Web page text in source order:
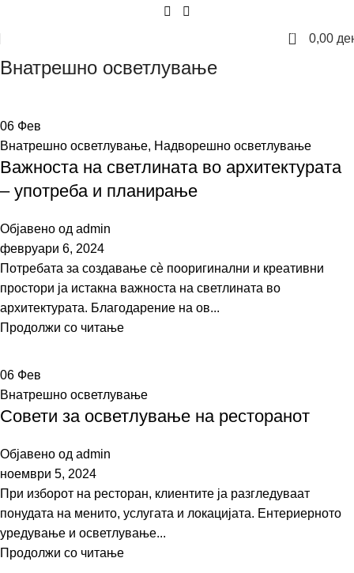
0 0,00
Внатрешно осветлување
06 Фев
Внатрешно осветлување, Надворешно осветлување
Важноста на светлината во архитектурата
– употреба и планирање
Објавено од admin
февруари 6, 2024
Потребата за создавање сè пооригинални и креативни
простори ја истакна важноста на светлината во
архитектурата. Благодарение на ов...
Продолжи со читање
06 Фев
Внатрешно осветлување
Совети за осветлување на ресторанот
Објавено од admin
ноември 5, 2024
При изборот на ресторан, клиентите ја разгледуваат
понудата на менито, услугата и локацијата. Ентериерното
уредување и осветлување...
Продолжи со читање